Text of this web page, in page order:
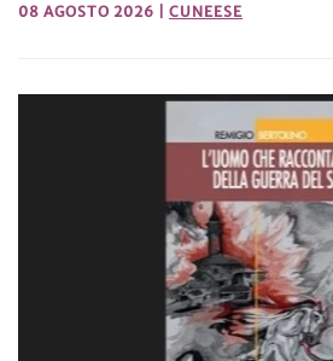
08 AGOSTO 2026 CUNEESE